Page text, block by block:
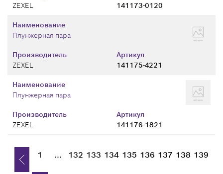
ZEXEL
141173-0120
Производитель
ZEXEL
Артикул
141175-4221
Наименование
Плунжерная пара
Производитель
ZEXEL
Артикул
141176-1821
Наименование
Плунжерная пара
1 ... 132 133 134 135 136 137 138 139